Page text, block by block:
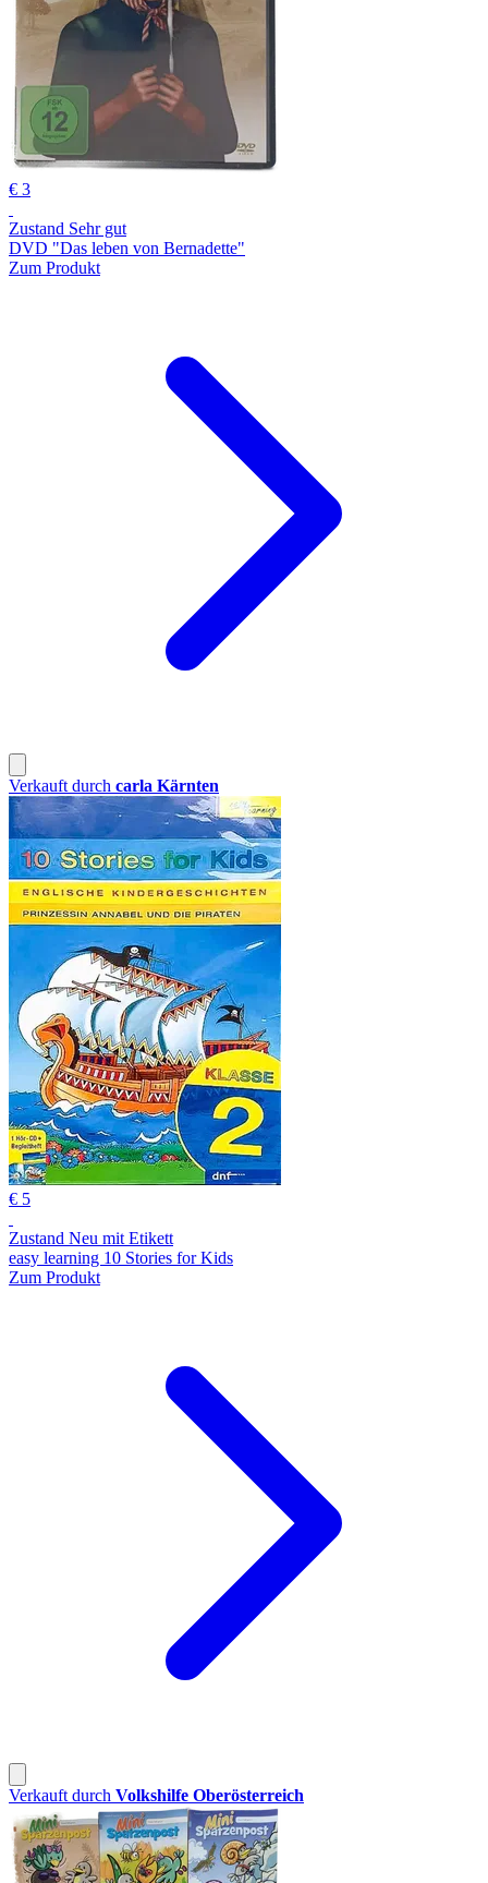
€ 3
Zustand Sehr gut
DVD "Das leben von Bernadette"
Zum Produkt
Verkauft durch carla Kärnten
€ 5
Zustand Neu mit Etikett
easy learning 10 Stories for Kids
Zum Produkt
Verkauft durch Volkshilfe Oberösterreich